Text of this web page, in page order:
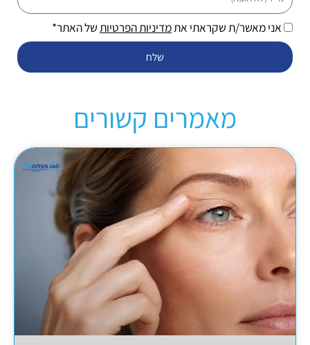
אני מאשר/ת שקראתי אתמדיניות הפרטיות של האתר*
שלח
מאמרים קשורים